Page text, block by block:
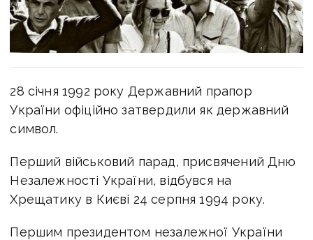
28 січня 1992 року Державний прапор
України офіційно затвердили як державний
символ.
Перший військовий парад, присвячений Дню
Незалежності України, відбувся на
Хрещатику в Києві 24 серпня 1994 року.
Першим президентом незалежної України